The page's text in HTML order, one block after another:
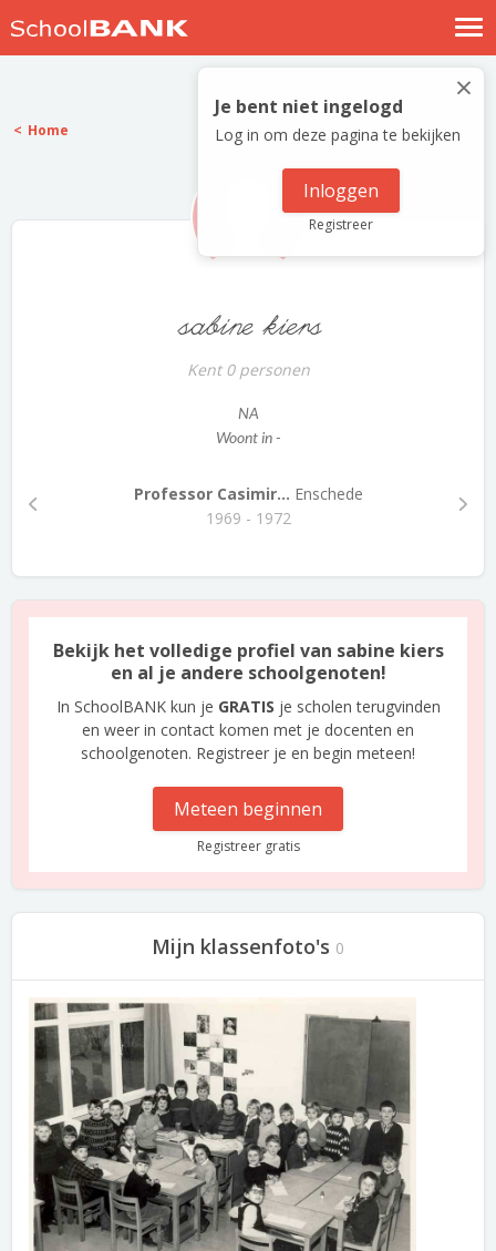
Nostalgische verhalen
Log in
Meld je gratis aan
×
Je bent niet ingelogd
Log in om deze pagina te bekijken
Inloggen
Registreer
Home
sabine kiers
Kent 0 personen
NA
Woont in -
Professor Casimir... Enschede
1969 - 1972
Bekijk het volledige profiel van sabine kiers
en al je andere schoolgenoten!
In SchoolBANK kun je GRATIS je scholen terugvinden
en weer in contact komen met je docenten en
schoolgenoten. Registreer je en begin meteen!
Meteen beginnen
Registreer gratis
Mijn klassenfoto's 0